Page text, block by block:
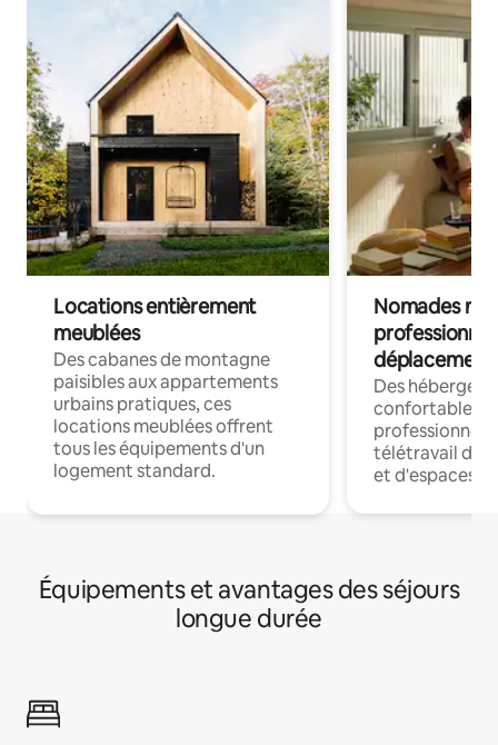
Locations entièrement
meublées
Des cabanes de montagne
paisibles aux appartements
urbains pratiques, ces
locations meublées offrent
tous les équipements d'un
logement standard.
Nomades
déplacement
Des
confortables
professionnels
télétravail
et d'espaces
Équipements et avantages des séjours
longue durée